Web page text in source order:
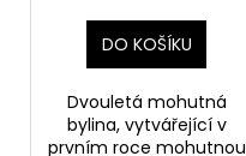
DO KOŠÍKU
Dvouletá mohutná
bylina, vytvářející v
prvním roce mohutnou